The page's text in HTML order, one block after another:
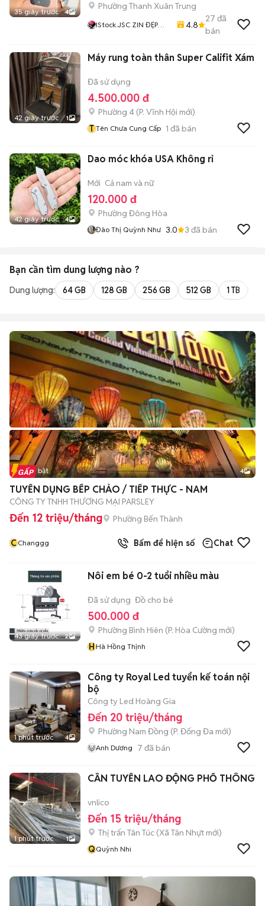
35 giây trước 4
Phường Thanh Xuân Trung
IStock.JSC ZIN ĐẸP
4.8
27 đã
bán
42 giây trước 1
Máy rung toàn thân Super Califit Xám
Đã sử dụng
4.500.000 đ
Phường 4 (P. Vĩnh Hội mới)
T Tên Chưa Cung Cấp 1 đã bán
42 giây trước 4
Dao móc khóa USA Không rỉ
Mới Cả nam và nữ
120.000 đ
Phường Đông Hòa
Đào Thị Quỳnh Như 3.0 3 đã bán
Bạn cần tìm dung lượng nào ?
Dung lượng: 64 GB 128 GB 256 GB 512 GB 1 TB
Tin nổi bật 4
TUYỂN DỤNG BẾP CHẢO / TIẾP THỰC - NAM
CÔNG TY TNHH THƯƠNG MẠI PARSLEY
Đến 12 triệu/tháng Phường Bến Thành
CChanggg Bấm để hiện số Chat
43 giây trước 2
Nôi em bé 0-2 tuổi nhiều màu
Đã sử dụng Đồ cho bé
500.000 đ
Phường Bình Hiên (P. Hòa Cường mới)
HHà Hồng Thịnh
1 phút trước 4
Công ty Royal Led tuyển kế toán nội
bộ
Công ty Led Hoàng Gia
Đến 20 triệu/tháng
Phường Nam Đồng (P. Đống Đa mới)
Anh Dương 7 đã bán
1 phút trước 1
CẦN TUYỂN LAO ĐỘNG PHỔ THÔNG
vnlico
Đến 15 triệu/tháng
Thị trấn Tân Túc (Xã Tân Nhựt mới)
QQuỳnh Nhi